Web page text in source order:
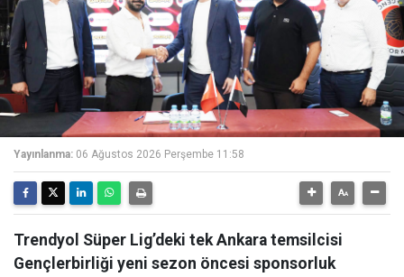
Yayınlanma: 06 Ağustos 2026 Perşembe 11:58
Trendyol Süper Lig’deki tek Ankara temsilcisi
Gençlerbirliği yeni sezon öncesi sponsorluk